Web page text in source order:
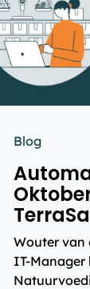
Blog
Wouter van
IT-Manager